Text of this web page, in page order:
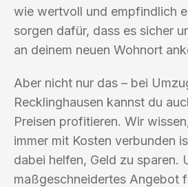
wie wertvoll und empfindlich
sorgen dafür, dass es sicher
an deinem neuen Wohnort
Aber nicht nur das – bei
Recklinghausen kannst du
Preisen profitieren. Wir
immer mit Kosten verbunden
dabei helfen, Geld zu sparen.
maßgeschneidertes Angebot